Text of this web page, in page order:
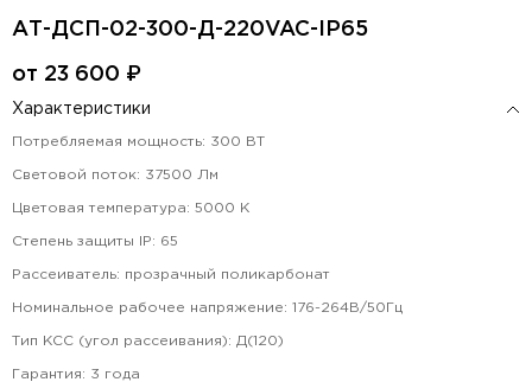
АТ-ДСП-02-300-Д-220VAC-IP65
от 23 600 ₽
Характеристики
Потребляемая мощность: 300 ВТ
Световой поток: 37500 Лм
Цветовая температура: 5000 К
Степень защиты IP: 65
Рассеиватель: прозрачный поликарбонат
Номинальное рабочее напряжение: 176-264В/50Гц
Тип КСС (угол рассеивания): Д(120)
Гарантия: 3 года